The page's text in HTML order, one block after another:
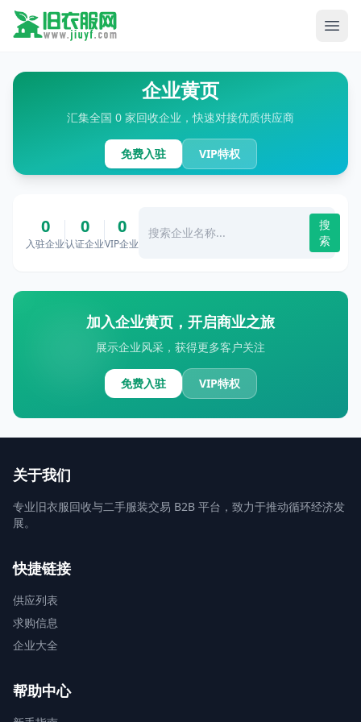
企业黄页
汇集全国 0 家回收企业，快速对接优质供应商
免费入驻 VIP特权
0
入驻企业
0
认证企业
0
VIP企业
搜
索
加入企业黄页，开启商业之旅
展示企业风采，获得更多客户关注
免费入驻 VIP特权
关于我们
专业旧衣服回收与二手服装交易 B2B 平台，致力于推动循环经济发
展。
快捷链接
供应列表
求购信息
企业大全
帮助中心